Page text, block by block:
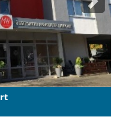
Next